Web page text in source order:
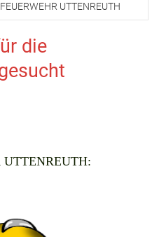
UTTENREUTH
die
UTTENREUTH: